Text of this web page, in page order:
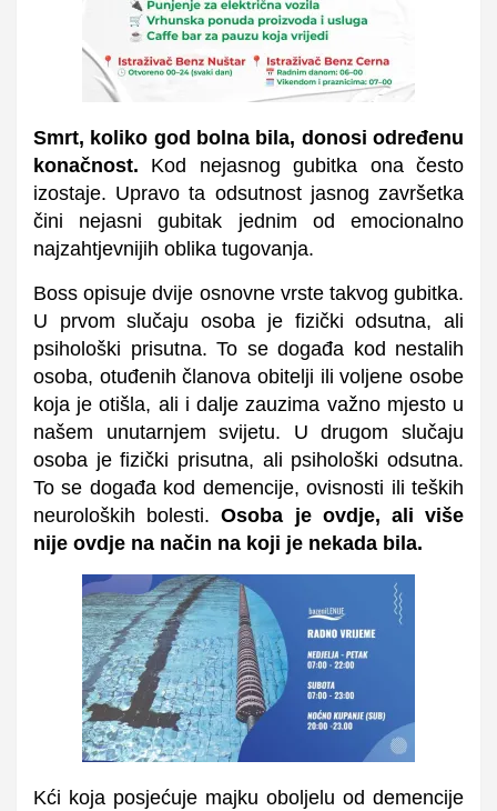
Smrt, koliko god bolna bila, donosi određenu
konačnost. Kod nejasnog gubitka ona često
izostaje. Upravo ta odsutnost jasnog završetka
čini nejasni gubitak jednim od emocionalno
najzahtjevnijih oblika tugovanja.
Boss opisuje dvije osnovne vrste takvog gubitka.
U prvom slučaju osoba je fizički odsutna, ali
psihološki prisutna. To se događa kod nestalih
osoba, otuđenih članova obitelji ili voljene osobe
koja je otišla, ali i dalje zauzima važno mjesto u
našem unutarnjem svijetu. U drugom slučaju
osoba je fizički prisutna, ali psihološki odsutna.
To se događa kod demencije, ovisnosti ili teških
neuroloških bolesti.Osoba je ovdje, ali više
nije ovdje na način na koji je nekada bila.
Kći koja posjećuje majku oboljelu od demencije